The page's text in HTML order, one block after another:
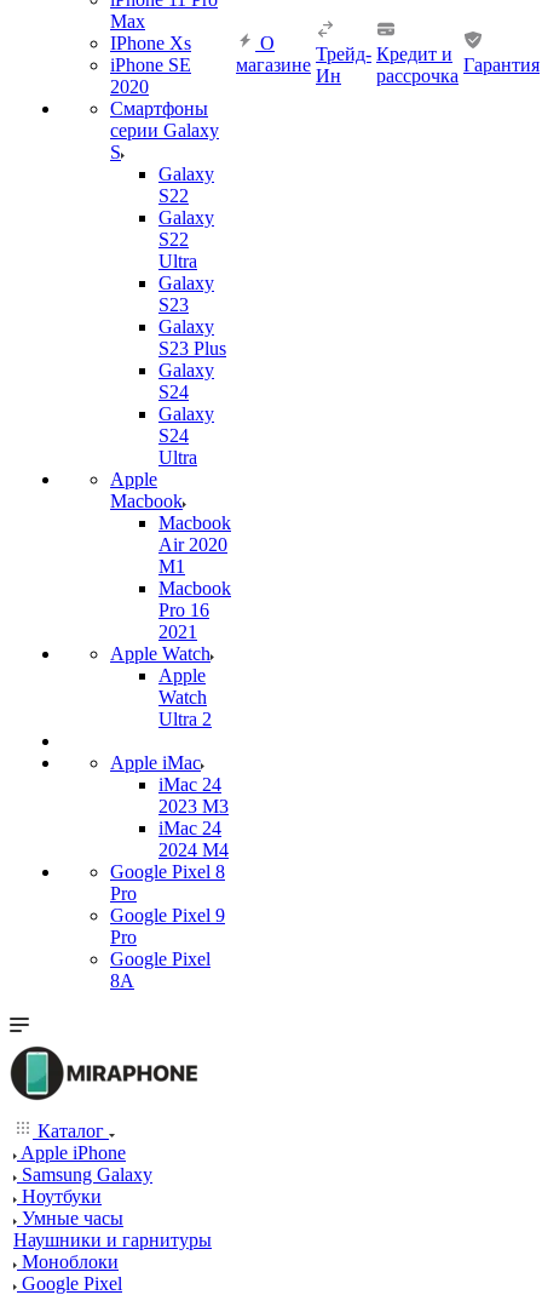
Max
IPhone Xs
iPhone SE
2020
Смартфоны
серии Galaxy
S
Galaxy
S22
Galaxy
S22
Ultra
Galaxy
S23
Galaxy
S23 Plus
Galaxy
S24
Galaxy
S24
Ultra
Apple
Macbook
Macbook
Air 2020
M1
Macbook
Pro 16
2021
Apple Watch
Apple
Watch
Ultra 2
Apple iMac
iMac 24
2023 M3
iMac 24
2024 M4
Google Pixel 8
Pro
Google Pixel 9
Pro
Google Pixel
8A
О
магазине
Трейд-
Ин
Кредит и
рассрочка
Гарантия
Каталог
Apple iPhone
Samsung Galaxy
Ноутбуки
Умные часы
Наушники и гарнитуры
Моноблоки
Google Pixel